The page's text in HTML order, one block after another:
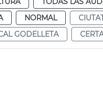
NORMAL
GODELLETA